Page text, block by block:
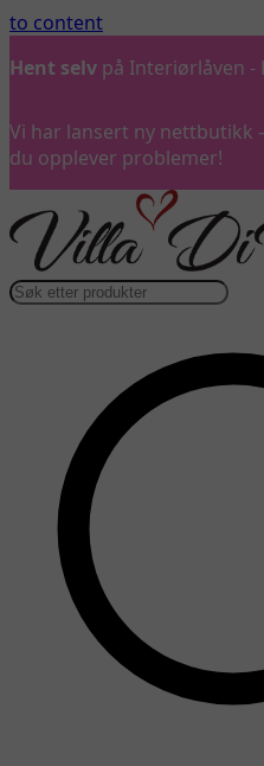
to content
Hent selv på Interiørlåven -
Vi har lansert ny nettbutikk
du opplever problemer!